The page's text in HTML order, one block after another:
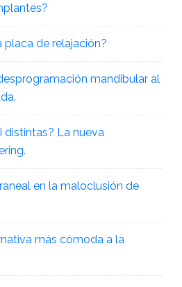
placa de relajación?
mandibular al
distintas? La nueva
en la maloclusión de
más cómoda a la